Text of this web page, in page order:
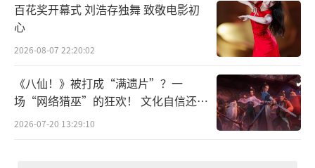
百花奖开幕式 刘浩存独舞 致敬电影初
心
2026-08-07 22:20:02
《八仙！》被打成“满遗片”？一
场“网络猎巫”的狂欢！ 文化自信还是
焦虑？
2026-07-20 13:29:10